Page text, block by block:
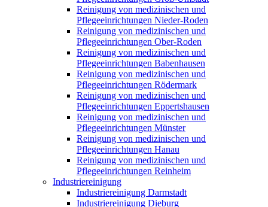
Reinigung von medizinischen und
Pflegeeinrichtungen Nieder-Roden
Reinigung von medizinischen und
Pflegeeinrichtungen Ober-Roden
Reinigung von medizinischen und
Pflegeeinrichtungen Babenhausen
Reinigung von medizinischen und
Pflegeeinrichtungen Rödermark
Reinigung von medizinischen und
Pflegeeinrichtungen Eppertshausen
Reinigung von medizinischen und
Pflegeeinrichtungen Münster
Reinigung von medizinischen und
Pflegeeinrichtungen Hanau
Reinigung von medizinischen und
Pflegeeinrichtungen Reinheim
Industriereinigung
Industriereinigung Darmstadt
Industriereinigung Dieburg